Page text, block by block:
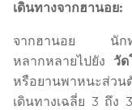
เดินทางจากฮานอย:
จากฮานอย นักท่อง
หลากหลายไปยัง วัด
หรือยานพาหนะส่วน
เดินทางเฉลี่ย 3 ถึง